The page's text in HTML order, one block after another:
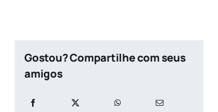
Gostou? Compartilhe com seus
amigos